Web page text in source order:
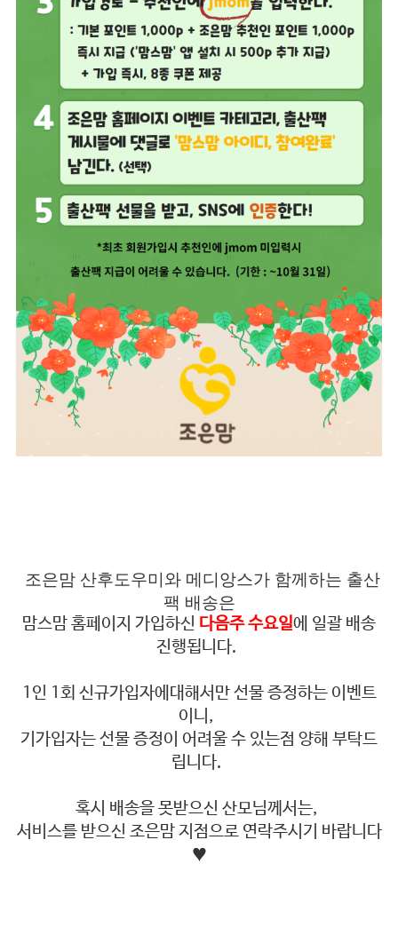
조은맘 산후도우미와 메디앙스가 함께하는 출산
팩 배송은
맘스맘 홈페이지 가입하신 다음주 수요일에 일괄 배송
진행됩니다.
1인 1회 신규가입자에대해서만 선물 증정하는 이벤트
이니,
기가입자는 선물 증정이 어려울 수 있는점 양해 부탁드
립니다.
혹시 배송을 못받으신 산모님께서는,
서비스를 받으신 조은맘 지점으로 연락주시기 바랍니다
♥